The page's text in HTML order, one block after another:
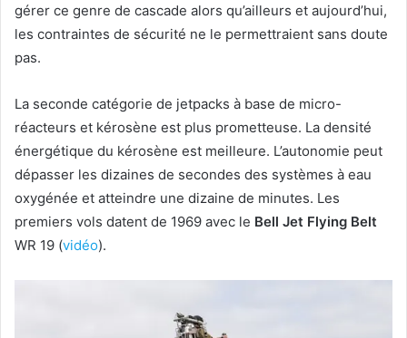
gérer ce genre de cascade alors qu’ailleurs et aujourd’hui,
les contraintes de sécurité ne le permettraient sans doute
pas.
La seconde catégorie de jetpacks à base de micro-
réacteurs et kérosène est plus prometteuse. La densité
énergétique du kérosène est meilleure. L’autonomie peut
dépasser les dizaines de secondes des systèmes à eau
oxygénée et atteindre une dizaine de minutes. Les
premiers vols datent de 1969 avec le Bell Jet Flying Belt
WR 19 (vidéo).